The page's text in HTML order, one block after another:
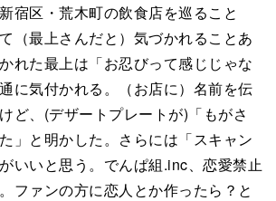
宿区・荒木町の飲食店を巡ること
（最上さんだと）気づかれることあ
れた最上は「お忍びって感じじゃな
に気付かれる。（お店に）名前を伝
ど、(デザートプレートが)「もがさ
」と明かした。さらには「スキャン
いいと思う。でんぱ組.inc、恋愛禁止
ファンの方に恋人とか作ったら？と